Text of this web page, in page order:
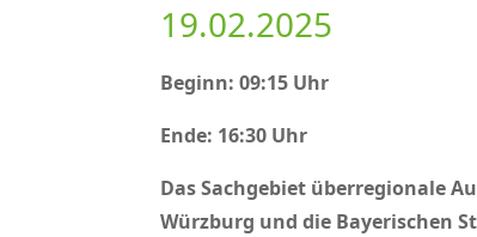
19.02.2025
Beginn: 09:15 Uhr
Ende: 16:30 Uhr
Das Sachgebiet überregionale
Würzburg und die Bayerischen